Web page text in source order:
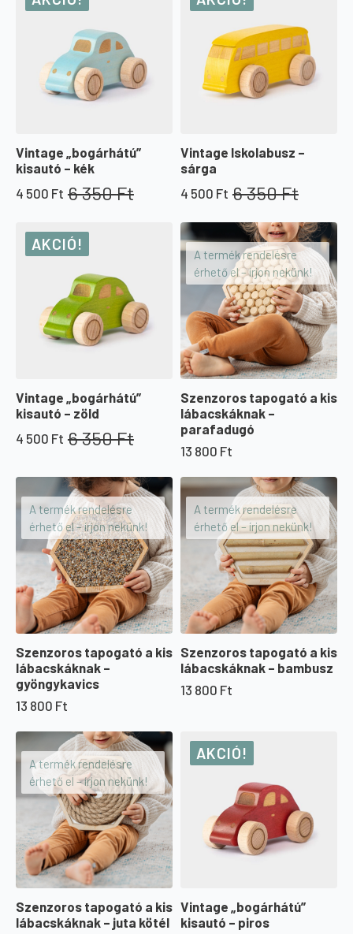
Vintage „bogárhátú”
kisautó – kék
6 350Ft
Original
was:
4 500 Ft
Current
is:
Vintage Iskolabusz –
sárga
6 350Ft
Original
was:
6
350 Ft.
4 500 Ft
Current
is:
4
500 Ft.
AKCIÓ!
Vintage „bogárhátú”
kisautó – zöld
6 350Ft
Original
was:
350 Ft.
4 500 Ft
Current
is:
500 Ft.
A termék rendelésre
érhető el – írjon nekünk!
Szenzoros tapogató a kis
lábacskáknak –
parafadugó
13 800 Ft
A termék rendelésre
érhető el – írjon nekünk!
Szenzoros tapogató a kis
lábacskáknak –
gyöngykavics
13 800 Ft
A termék rendelésre
érhető el – írjon nekünk!
Szenzoros tapogató a kis
lábacskáknak – bambusz
13 800 Ft
A termék rendelésre
érhető el – írjon nekünk!
Szenzoros tapogató a kis
lábacskáknak – juta kötél
AKCIÓ!
Vintage „bogárhátú”
kisautó – piros